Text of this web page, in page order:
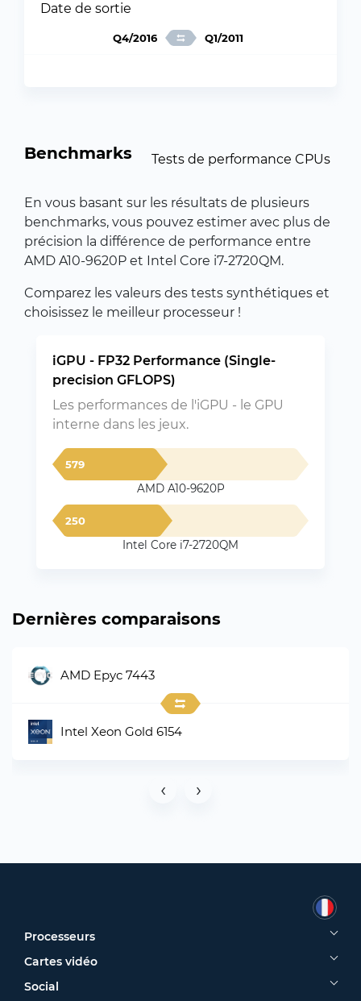
Date de sortie
Q4/2016 Q1/2011
Benchmarks Tests de performance CPUs
En vous basant sur les résultats de plusieurs
benchmarks, vous pouvez estimer avec plus de
précision la différence de performance entre
AMD A10-9620P et Intel Core i7-2720QM.
Comparez les valeurs des tests synthétiques et
choisissez le meilleur processeur !
iGPU - FP32 Performance (Single-
precision GFLOPS)
Les performances de l'iGPU - le GPU
interne dans les jeux.
579
AMD A10-9620P
250
Intel Core i7-2720QM
Dernières comparaisons
AMD Epyc 7443
Intel Xeon Gold 6154
‹ ›
Processeurs
Cartes vidéo
Social